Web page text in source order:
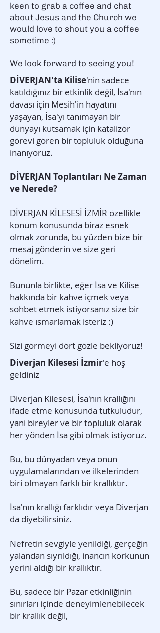
keen to grab a coffee and chat
about Jesus and the Church we
would love to shout you a coffee
sometime :)
We look forward to seeing you!
DİVERJAN'ta Kilise'nin sadece
katıldığınız bir etkinlik değil, İsa'nın
davası için Mesih'in hayatını
yaşayan, İsa'yı tanımayan bir
dünyayı kutsamak için katalizör
görevi gören bir topluluk olduğuna
inanıyoruz.
DİVERJAN Toplantıları Ne Zaman
ve Nerede?
DİVERJAN KİLESESİ İZMİR özellikle
konum konusunda biraz esnek
olmak zorunda, bu yüzden bize bir
mesaj gönderin ve size geri
dönelim.
Bununla birlikte, eğer İsa ve Kilise
hakkında bir kahve içmek veya
sohbet etmek istiyorsanız size bir
kahve ısmarlamak isteriz :)
Sizi görmeyi dört gözle bekliyoruz!
Diverjan Kilesesi İzmir'e hoş
geldiniz
Diverjan Kilesesi, İsa'nın krallığını
ifade etme konusunda tutkuludur,
yani bireyler ve bir topluluk olarak
her yönden İsa gibi olmak istiyoruz.
Bu, bu dünyadan veya onun
uygulamalarından ve ilkelerinden
biri olmayan farklı bir krallıktır.
İsa'nın krallığı farklıdır veya Diverjan
da diyebilirsiniz.
Nefretin sevgiyle yenildiği, gerçeğin
yalandan sıyrıldığı, inancın korkunun
yerini aldığı bir krallıktır.
Bu, sadece bir Pazar etkinliğinin
sınırları içinde deneyimlenebilecek
bir krallık değil,